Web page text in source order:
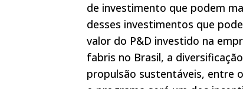
de investimento que podem
desses investimentos que
valor do P&D investido na
fabris no Brasil, a
propulsão sustentáveis, entre